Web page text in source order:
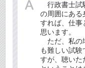
行政書士試
の周囲にある
すれば、仕事
思います。
ただ、私の
も難しい試
すが、聴いた